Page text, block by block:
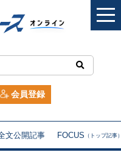
会員登録
文公開記事 FOCUS （トップ記事